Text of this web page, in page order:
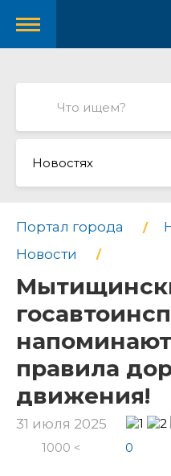
Новостях
Портал города
Новости
правила
движения!
31 июля 2025
1000 < 0